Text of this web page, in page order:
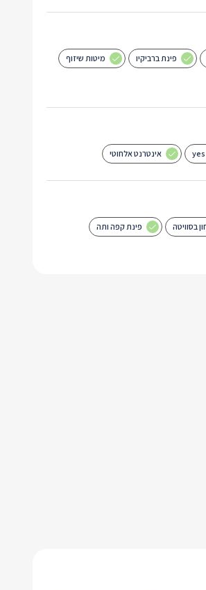
פינת ברביקיו מיטות שיזוף
אינטרנט אלחוטי
בסוויטה פינת קפה ותה